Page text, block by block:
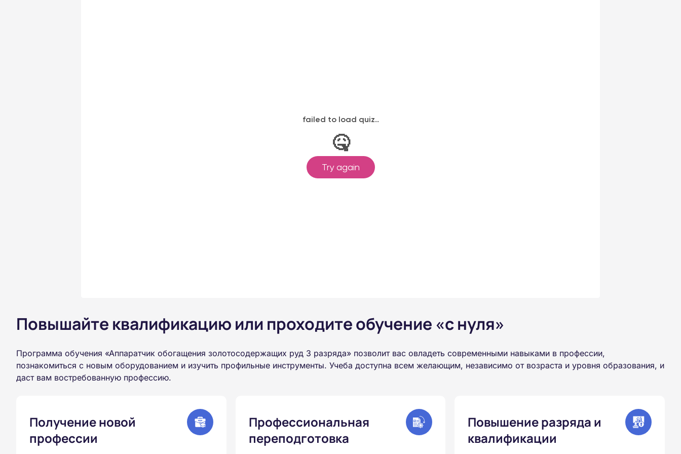
Повышайте квалификацию или проходите обучение «с нуля»
Программа обучения «Аппаратчик обогащения золотосодержащих руд 3 разряда» позволит вас овладеть современными навыками в профессии,
познакомиться с новым оборудованием и изучить профильные инструменты. Учеба доступна всем желающим, независимо от возраста и уровня образования, и
даст вам востребованную профессию.
Получение новой
профессии
Профессиональная
переподготовка
Повышение разряда и
квалификации